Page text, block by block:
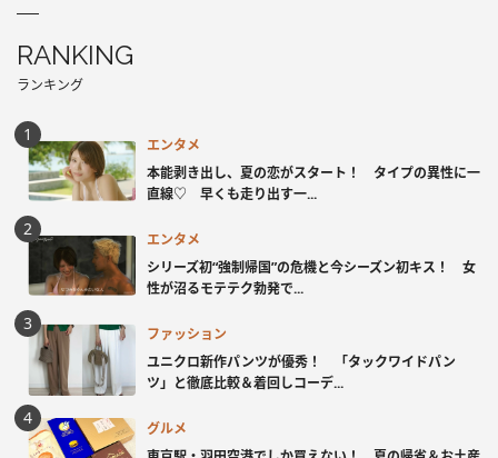
RANKING
ランキング
エンタメ
本能剥き出し、夏の恋がスタート！ タイプの異性に一
直線♡ 早くも走り出す一...
エンタメ
シリーズ初“強制帰国”の危機と今シーズン初キス！ 女
性が沼るモテテク勃発で...
ファッション
ユニクロ新作パンツが優秀！ 「タックワイドパン
ツ」と徹底比較＆着回しコーデ...
グルメ